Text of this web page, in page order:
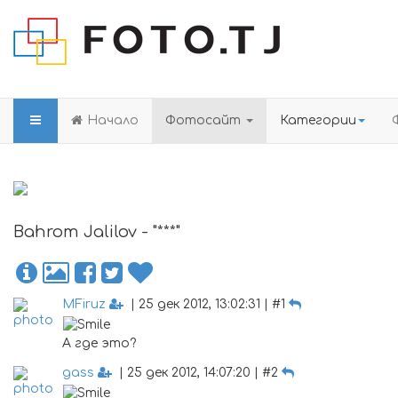
Начало Фотосайт Категории
Bahrom Jalilov - "***"
MFiruz | 25 дек 2012, 13:02:31 | #1
А где это?
gass | 25 дек 2012, 14:07:20 | #2